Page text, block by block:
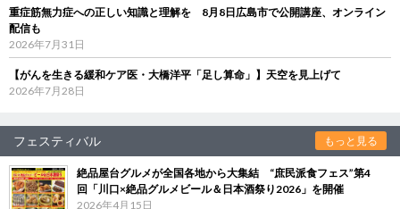
重症筋無力症への正しい知識と理解を 8月8日広島市で公開講座、オンライン
配信も
2026年7月31日
【がんを生きる緩和ケア医・大橋洋平「足し算命」】天空を見上げて
2026年7月28日
フェスティバル もっと見る
絶品屋台グルメが全国各地から大集結 “庶民派食フェス”第4
回「川口×絶品グルメビール＆日本酒祭り2026」を開催
2026年4月15日